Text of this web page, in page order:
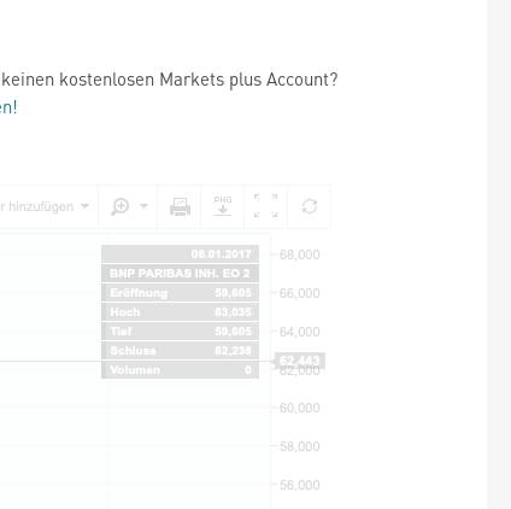
kostenlosen Markets plus Account?